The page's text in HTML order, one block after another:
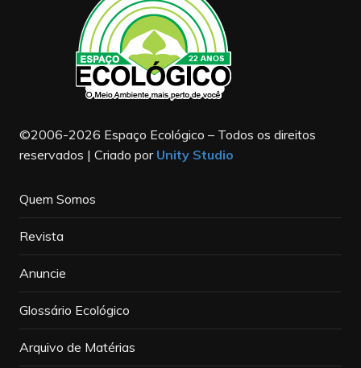
©2006-2026 Espaço Ecológico – Todos os direitos
reservados | Criado por Unity Studio
Quem Somos
Revista
Anuncie
Glossário Ecológico
Arquivo de Matérias